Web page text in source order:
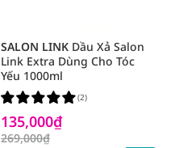
SALON LINK Dầu Xả Salon
Link Extra Dùng Cho Tóc
Yếu 1000ml
135,000₫
269,000₫
(2)